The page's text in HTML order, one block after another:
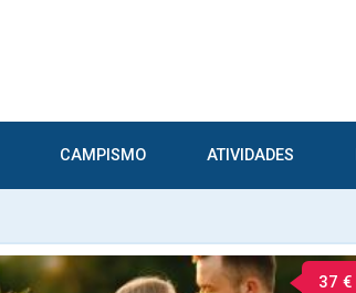
CAMPISMO ATIVIDADES
37 €